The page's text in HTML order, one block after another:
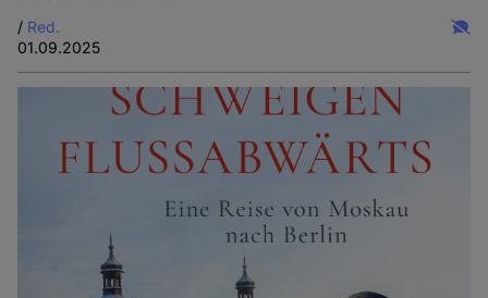
/ Red.
01.09.2025